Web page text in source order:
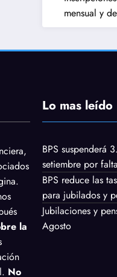
mensual y
la
No
Lo mas leído
BPS suspenderá
setiembre por
BPS reduce las
para jubilados y
Jubilaciones y
Agosto